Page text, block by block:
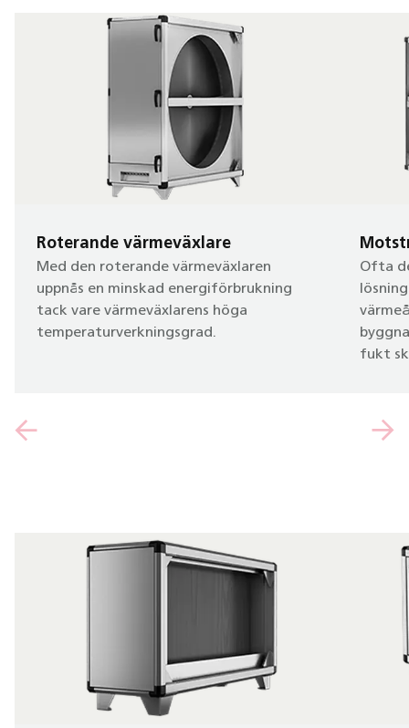
Roterande värmeväxlare
Med den roterande värmeväxlaren
uppnås en minskad energiförbrukning
tack vare värmeväxlarens höga
temperaturverkningsgrad.
Ofta
fukt